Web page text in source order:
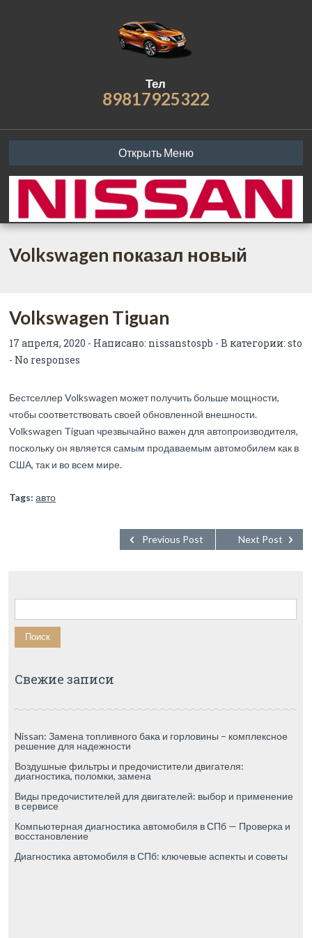
Тел
89817925322
Открыть Меню
Volkswagen показал новый
Volkswagen Tiguan
17 апреля, 2020 - Написано: nissanstospb - В категории:sto
- No responses
Бестселлер Volkswagen может получить больше мощности,
чтобы соответствовать своей обновленной внешности.
Volkswagen Tiguan чрезвычайно важен для автопроизводителя,
поскольку он является самым продаваемым автомобилем как в
США, так и во всем мире.
Tags: авто
Next Post
Previous Post
Найти:
Свежие записи
Nissan: Замена топливного бака и горловины – комплексное
решение для надежности
Воздушные фильтры и предочистители двигателя:
диагностика, поломки, замена
Виды предочистителей для двигателей: выбор и применение
в сервисе
Компьютерная диагностика автомобиля в СПб — Проверка и
восстановление
Диагностика автомобиля в СПб: ключевые аспекты и советы